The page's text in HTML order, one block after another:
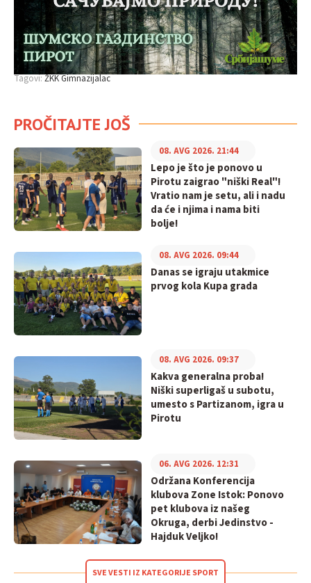
Tagovi:ŽKK Gimnazijalac
PROČITAJTE JOŠ
Lepo je što je ponovo u
Pirotu zaigrao "niški Real"!
Vratio nam je setu, ali i nadu
da će i njima i nama biti
bolje!
08. AVG 2026. 21:44
Danas se igraju utakmice
prvog kola Kupa grada
08. AVG 2026. 09:44
Kakva generalna proba!
Niški superligaš u subotu,
umesto s Partizanom, igra u
Pirotu
08. AVG 2026. 09:37
Održana Konferencija
klubova Zone Istok: Ponovo
pet klubova iz našeg
Okruga, derbi Jedinstvo -
Hajduk Veljko!
06. AVG 2026. 12:31
SVE VESTI IZ KATEGORIJE SPORT